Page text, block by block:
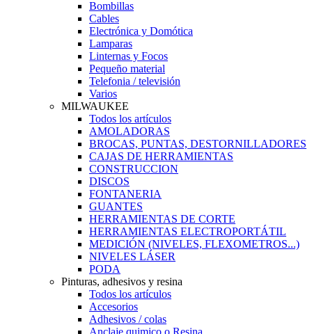
Bombillas
Cables
Electrónica y Domótica
Lamparas
Linternas y Focos
Pequeño material
Telefonia / televisión
Varios
MILWAUKEE
Todos los artículos
AMOLADORAS
BROCAS, PUNTAS, DESTORNILLADORES
CAJAS DE HERRAMIENTAS
CONSTRUCCION
DISCOS
FONTANERIA
GUANTES
HERRAMIENTAS DE CORTE
HERRAMIENTAS ELECTROPORTÁTIL
MEDICIÓN (NIVELES, FLEXOMETROS...)
NIVELES LÁSER
PODA
Pinturas, adhesivos y resina
Todos los artículos
Accesorios
Adhesivos / colas
Anclaje quimico o Resina